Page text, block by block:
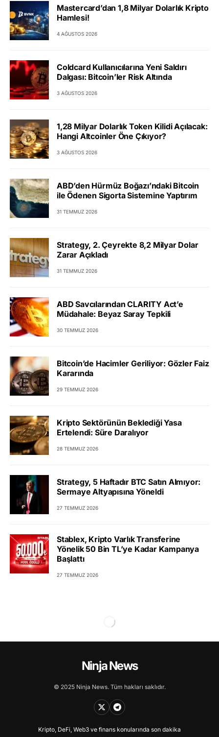
Mastercard’dan 1,8 Milyar Dolarlık Kripto
Hamlesi!
4 AĞUSTOS 2026
Coldcard Kullanıcılarına Yeni Saldırı
Dalgası: Bitcoin’ler Risk Altında
3 AĞUSTOS 2026
1,28 Milyar Dolarlık Token Kilidi Açılacak:
Hangi Altcoinler Öne Çıkıyor?
3 AĞUSTOS 2026
ABD’den Hürmüz Boğazı’ndaki Bitcoin
ile Ödenen Sigorta Sistemine Yaptırım
31 TEMMUZ 2026
Strategy, 2. Çeyrekte 8,2 Milyar Dolar
Zarar Açıkladı
31 TEMMUZ 2026
ABD Savcılarından CLARITY Act’e
Müdahale: Beyaz Saray Tepkili
30 TEMMUZ 2026
Bitcoin’de Hacimler Geriliyor: Gözler Faiz
Kararında
29 TEMMUZ 2026
Kripto Sektörünün Beklediği Yasa
Ertelendi: Süre Daralıyor
28 TEMMUZ 2026
Strategy, 5 Haftadır BTC Satın Almıyor:
Sermaye Altyapısına Yöneldi
27 TEMMUZ 2026
Stablex, Kripto Varlık Transferine
Yönelik 50 Bin TL’ye Kadar Kampanya
Başlattı
27 TEMMUZ 2026
Ninja News
© 2025 Ninja News. Tüm hakları saklıdır.
Kripto, DeFi, Web3 ve finans konularında son dakika